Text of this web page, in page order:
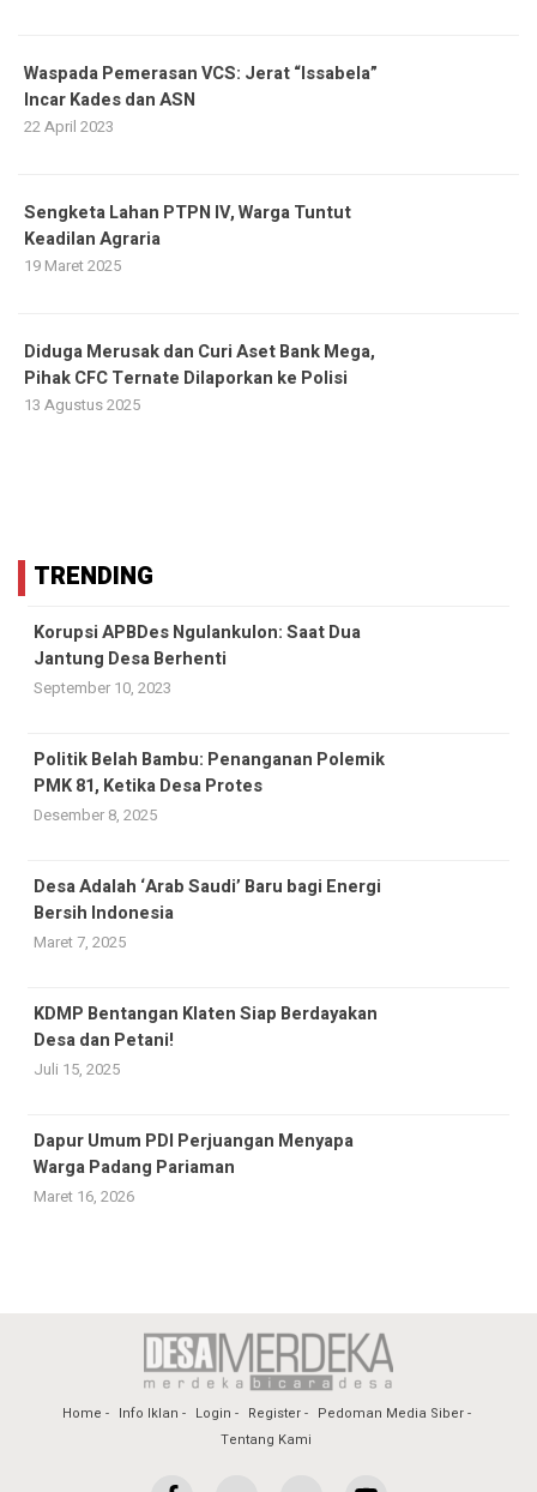
Waspada Pemerasan VCS: Jerat “Issabela”
Incar Kades dan ASN
22 April 2023
Sengketa Lahan PTPN IV, Warga Tuntut
Keadilan Agraria
19 Maret 2025
Diduga Merusak dan Curi Aset Bank Mega,
Pihak CFC Ternate Dilaporkan ke Polisi
13 Agustus 2025
TRENDING
Korupsi APBDes Ngulankulon: Saat Dua
Jantung Desa Berhenti
September 10, 2023
Politik Belah Bambu: Penanganan Polemik
PMK 81, Ketika Desa Protes
Desember 8, 2025
Desa Adalah ‘Arab Saudi’ Baru bagi Energi
Bersih Indonesia
Maret 7, 2025
KDMP Bentangan Klaten Siap Berdayakan
Desa dan Petani!
Juli 15, 2025
Dapur Umum PDI Perjuangan Menyapa
Warga Padang Pariaman
Maret 16, 2026
Home Info Iklan Login Register
Pedoman Media Siber
Tentang Kami